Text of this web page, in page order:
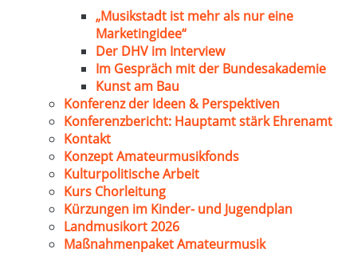
„Musikstadt ist mehr als nur eine
Marketingidee“
Der DHV im Interview
Im Gespräch mit der Bundesakademie
Kunst am Bau
Konferenz der Ideen & Perspektiven
Konferenzbericht: Hauptamt stärk Ehrenamt
Kontakt
Konzept Amateurmusikfonds
Kulturpolitische Arbeit
Kurs Chorleitung
Kürzungen im Kinder- und Jugendplan
Landmusikort 2026
Maßnahmenpaket Amateurmusik